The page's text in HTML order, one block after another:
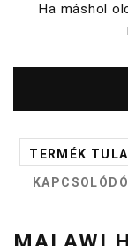
Ha máshol
TERMÉK